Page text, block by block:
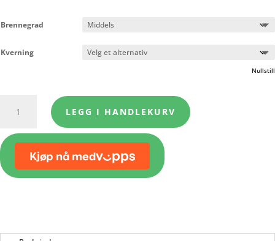
Brennegrad
Kverning
Nullstill
kaffe
med
sukkertare
antall
LEGG I HANDLEKURV